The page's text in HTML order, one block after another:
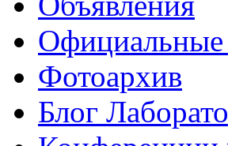
Фотоархив
Блог